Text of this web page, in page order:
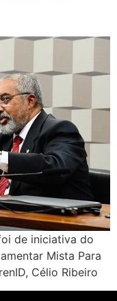
de iniciativa do
Mista Para
Célio Ribeiro